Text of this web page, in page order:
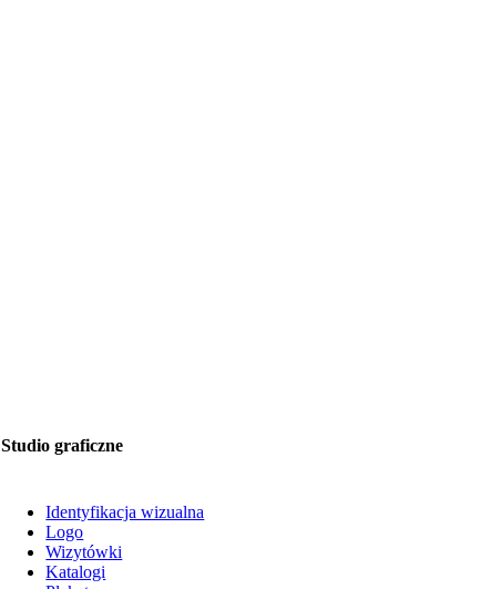
Studio graficzne
Identyfikacja wizualna
Logo
Wizytówki
Katalogi